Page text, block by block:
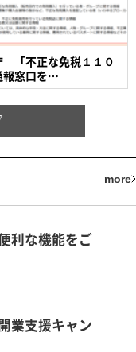
「不正な免税１１０
報窓口を…
more
利な機能をご
業支援キャン